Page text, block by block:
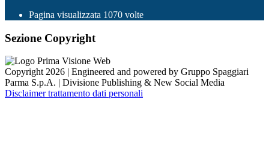
Pagina visualizzata 1070 volte
Sezione Copyright
Copyright 2026 | Engineered and powered by Gruppo Spaggiari
Parma S.p.A. | Divisione Publishing & New Social Media
Disclaimer trattamento dati personali